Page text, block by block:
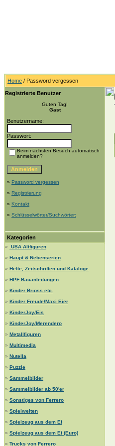
Home / Password vergessen
Registrierte Benutzer
Guten Tag!
Gast
Benutzername:
Passwort:
Beim nächsten Besuch automatisch
anmelden?
» Password vergessen
» Registrierung
» Kontakt
» Schlüsselwörter/Suchwörter:
Kategorien
»
.USA Altfiguren
» Haupt & Nebenserien
» Hefte, Zeitschriften und Kataloge
» HPF Bauanleitungen
» Kinder Brioss etc.
» Kinder Freude/Maxi Eier
» KinderJoy/Eis
» KinderJoy/Merendero
» Metallfiguren
» Multimedia
» Nutella
» Puzzle
» Sammelbilder
» Sammelbilder ab 50'er
» Sonstiges von Ferrero
» Spielwelten
» Spielzeug aus dem Ei
» Spielzeug aus dem Ei (Euro)
» Trucks von Ferrero